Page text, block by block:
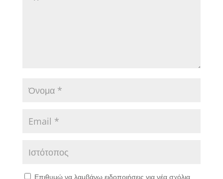
Επιθυμώ να λαμβάνω ειδοποιήσεις για νέα σχόλια